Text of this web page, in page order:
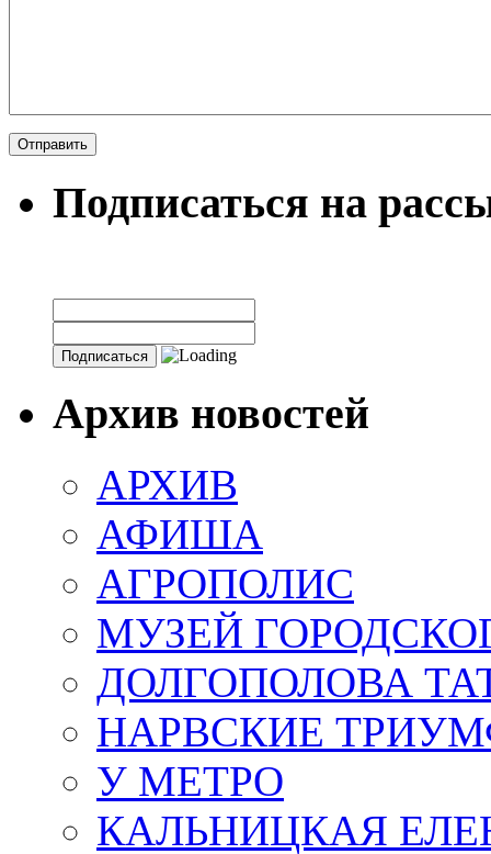
Подписаться на
Архив новостей
АРХИВ
АФИША
АГРОПОЛИС
МУЗЕЙ
ДОЛГОПОЛОВА
НАРВСКИЕ
У МЕТРО
КАЛЬНИЦКАЯ